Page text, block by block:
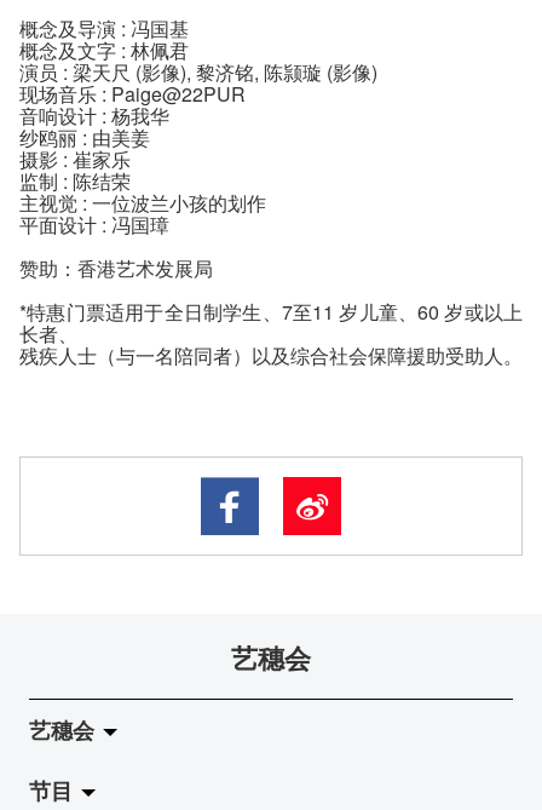
概念及导演 : 冯国基
概念及文字 : 林佩君
演员 : 梁天尺 (影像), 黎济铭, 陈颕璇 (影像)
现场音乐 : Paige@22PUR
音响设计 : 杨我华
纱鸥丽 : 由美姜
摄影 : 崔家乐
监制 : 陈结荣
主视觉 : 一位波兰小孩的划作
平面设计 : 冯国璋
赞助：香港艺术发展局
*特惠门票适用于全日制学生、7至11 岁儿童、60 岁或以上
长者、
残疾人士（与一名陪同者）以及综合社会保障援助受助人。
艺穗会
艺穗会
关于艺穗会
节目